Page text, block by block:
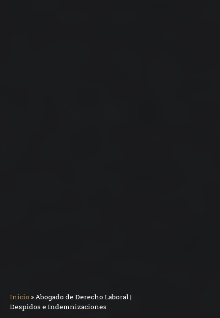
Inicio »Abogado de Derecho Laboral |
Despidos e Indemnizaciones